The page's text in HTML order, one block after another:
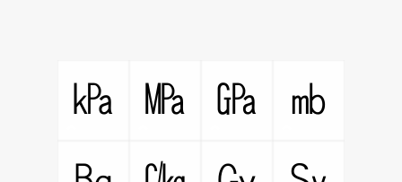
㎪ ㎫ ㎬
㏔